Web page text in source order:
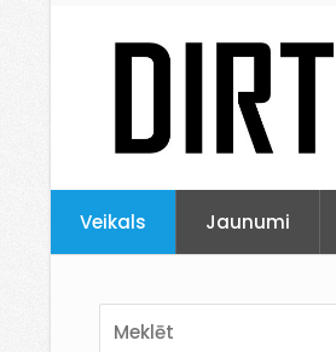
Veikals Jaunumi